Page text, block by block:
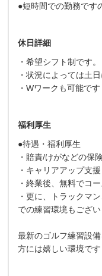
●短時間での勤務です
休日詳細
・希望シフト制です。
・状況によっては土
・Wワークも可能です
福利厚生
●待遇・福利厚生
・賠責/けがなどの保
・キャリアアップ支援
・終業後、無料でコ
・更に、トラックマ
での練習環境もござい
最新のゴルフ練習設
方には嬉しい環境です